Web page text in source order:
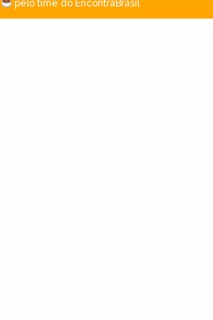
pelo time do EncontraBrasil